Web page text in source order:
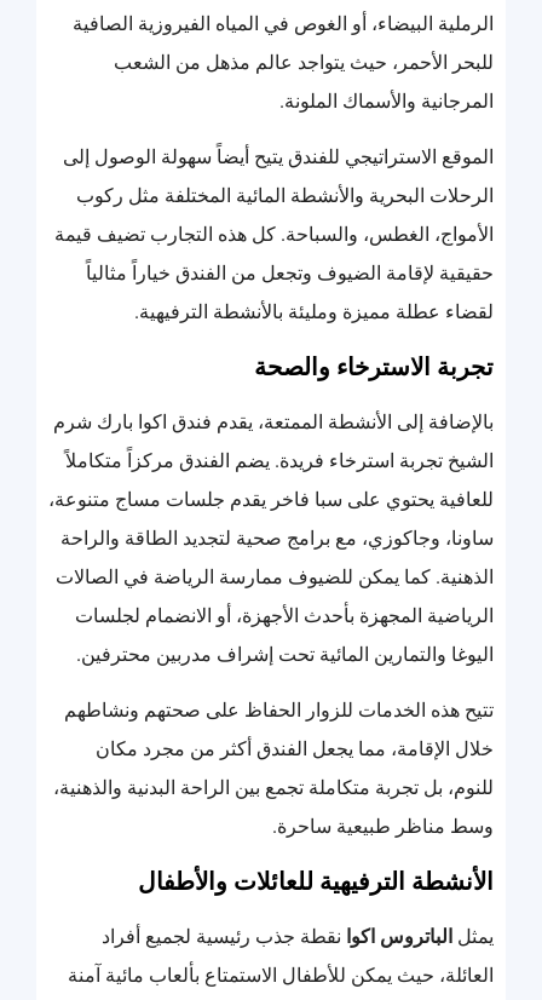
الرملية البيضاء، أو الغوص في المياه الفيروزية الصافية
للبحر الأحمر، حيث يتواجد عالم مذهل من الشعب
المرجانية والأسماك الملونة.
الموقع الاستراتيجي للفندق يتيح أيضاً سهولة الوصول إلى
الرحلات البحرية والأنشطة المائية المختلفة مثل ركوب
الأمواج، الغطس، والسباحة. كل هذه التجارب تضيف قيمة
حقيقية لإقامة الضيوف وتجعل من الفندق خياراً مثالياً
لقضاء عطلة مميزة ومليئة بالأنشطة الترفيهية.
تجربة الاسترخاء والصحة
بالإضافة إلى الأنشطة الممتعة، يقدم فندق اكوا بارك شرم
الشيخ تجربة استرخاء فريدة. يضم الفندق مركزاً متكاملاً
للعافية يحتوي على سبا فاخر يقدم جلسات مساج متنوعة،
ساونا، وجاكوزي، مع برامج صحية لتجديد الطاقة والراحة
الذهنية. كما يمكن للضيوف ممارسة الرياضة في الصالات
الرياضية المجهزة بأحدث الأجهزة، أو الانضمام لجلسات
اليوغا والتمارين المائية تحت إشراف مدربين محترفين.
تتيح هذه الخدمات للزوار الحفاظ على صحتهم ونشاطهم
خلال الإقامة، مما يجعل الفندق أكثر من مجرد مكان
للنوم، بل تجربة متكاملة تجمع بين الراحة البدنية والذهنية،
وسط مناظر طبيعية ساحرة.
الأنشطة الترفيهية للعائلات والأطفال
يمثل الباتروس اكوا نقطة جذب رئيسية لجميع أفراد
العائلة، حيث يمكن للأطفال الاستمتاع بألعاب مائية آمنة